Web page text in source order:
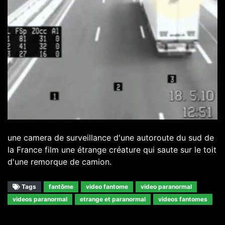
une camera de surveillance d'une autoroute du sud de
la France film une étrange créature qui saute sur le toit
d'une remorque de camion.
Tags fantôme video fantome
video paranormal
videos paranormal
etrange et paranormal videos fantomes